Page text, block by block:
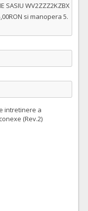
SASIU WV2ZZZ2KZBX
si manopera 5.
intretinere a
(Rev.2)